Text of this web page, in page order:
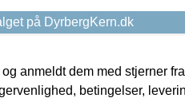
på DyrbergKern.dk
anmeldt dem med stjerner
betingelser,